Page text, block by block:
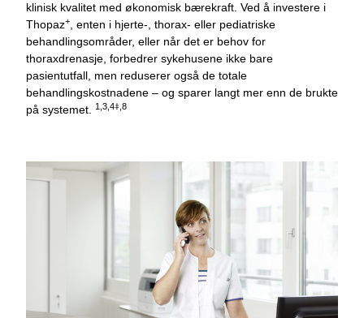
klinisk kvalitet med økonomisk bærekraft. Ved å investere i
Thopaz+, enten i hjerte-, thorax- eller pediatriske
behandlingsområder, eller når det er behov for
thoraxdrenasje, forbedrer sykehusene ikke bare
pasientutfall, men reduserer også de totale
behandlingskostnadene – og sparer langt mer enn de brukte
på systemet. 1,3,4‡ ,8